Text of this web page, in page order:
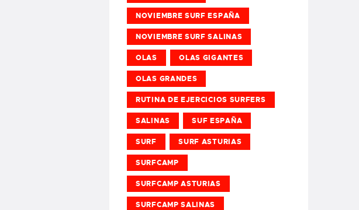
NOVIEMBRE SURF ESPAÑA
NOVIEMBRE SURF SALINAS
OLAS OLAS GIGANTES
OLAS GRANDES
RUTINA DE EJERCICIOS SURFERS
SALINAS SUF ESPAÑA
SURF SURF ASTURIAS
SURFCAMP
SURFCAMP ASTURIAS
SURFCAMP SALINAS